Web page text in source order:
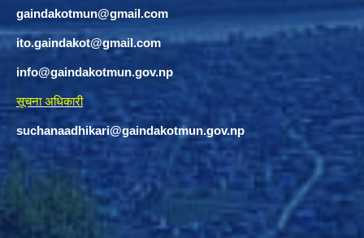
gaindakotmun@gmail.com
ito.gaindakot@gmail.com
info@gaindakotmun.gov.np
सूचना अधिकारी
suchanaadhikari@gaindakotmun.gov.np